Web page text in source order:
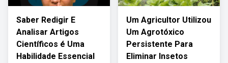
Saber Redigir E
Analisar Artigos
Científicos é Uma
Habilidade Essencial
Um Agricultor Utilizou
Um Agrotóxico
Persistente Para
Eliminar Insetos